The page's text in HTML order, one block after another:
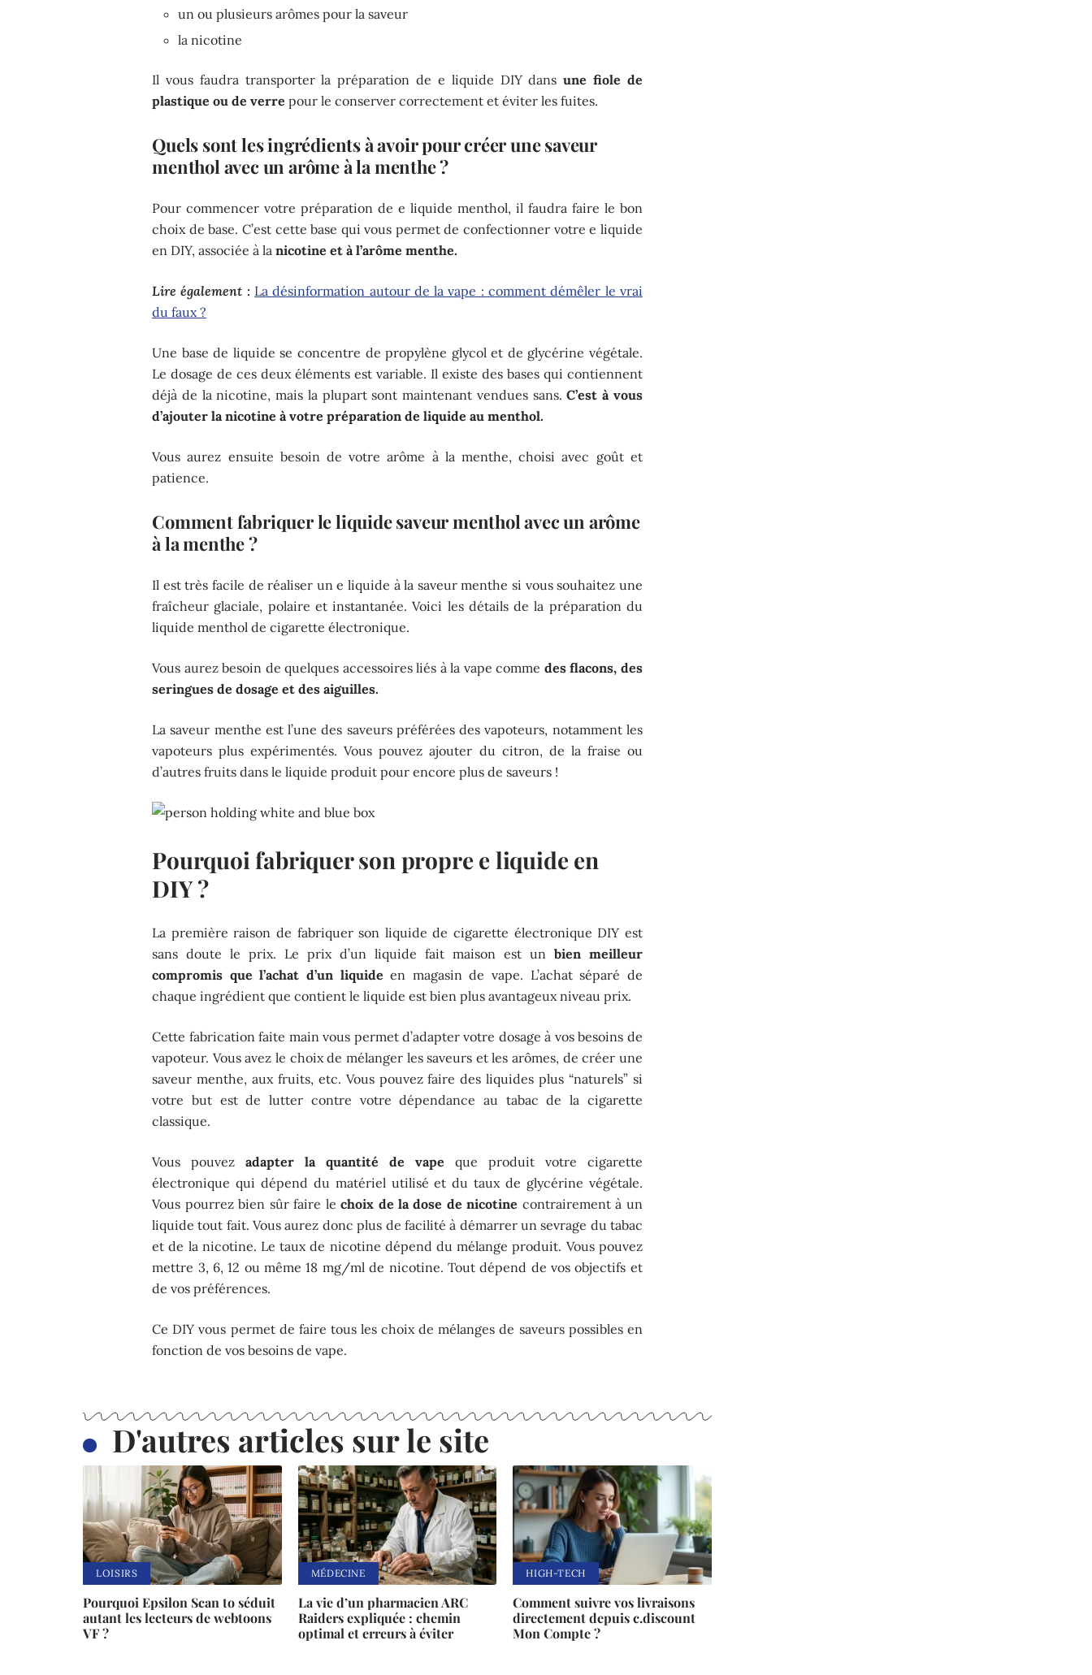
un ou plusieurs arômes pour la saveur
la nicotine
Il vous faudra transporter la préparation de e liquide DIY dans une fiole de
plastique ou de verre pour le conserver correctement et éviter les fuites.
Quels sont les ingrédients à avoir pour créer une saveur
menthol avec un arôme à la menthe ?
Pour commencer votre préparation de e liquide menthol, il faudra faire le bon
choix de base. C’est cette base qui vous permet de confectionner votre e liquide
en DIY, associée à lanicotine et à l’arôme menthe.
Lire également : La désinformation autour de la vape : comment démêler le vrai
du faux ?
Une base de liquide se concentre de propylène glycol et de glycérine végétale.
Le dosage de ces deux éléments est variable. Il existe des bases qui contiennent
déjà de la nicotine, mais la plupart sont maintenant vendues sans.C’est à vous
d’ajouter la nicotine à votre préparation de liquide au menthol.
Vous aurez ensuite besoin de votre arôme à la menthe, choisi avec goût et
patience.
Comment fabriquer le liquide saveur menthol avec un arôme
à la menthe ?
Il est très facile de réaliser un e liquide à la saveur menthe si vous souhaitez une
fraîcheur glaciale, polaire et instantanée. Voici les détails de la préparation du
liquide menthol de cigarette électronique.
Vous aurez besoin de quelques accessoires liés à la vape comme des flacons, des
seringues de dosage et des aiguilles.
La saveur menthe est l’une des saveurs préférées des vapoteurs, notamment les
vapoteurs plus expérimentés. Vous pouvez ajouter du citron, de la fraise ou
d’autres fruits dans le liquide produit pour encore plus de saveurs !
Pourquoi fabriquer son propre e liquide en
DIY ?
La première raison de fabriquer son liquide de cigarette électronique DIY est
sans doute le prix. Le prix d’un liquide fait maison est un bien meilleur
compromis que l’achat d’un liquide en magasin de vape. L’achat séparé de
chaque ingrédient que contient le liquide est bien plus avantageux niveau prix.
Cette fabrication faite main vous permet d’adapter votre dosage à vos besoins de
vapoteur. Vous avez le choix de mélanger les saveurs et les arômes, de créer une
saveur menthe, aux fruits, etc. Vous pouvez faire des liquides plus “naturels” si
votre but est de lutter contre votre dépendance au tabac de la cigarette
classique.
Vous pouvez adapter la quantité de vape que produit votre cigarette
électronique qui dépend du matériel utilisé et du taux de glycérine végétale.
Vous pourrez bien sûr faire lechoix de la dose de nicotine contrairement à un
liquide tout fait. Vous aurez donc plus de facilité à démarrer un sevrage du tabac
et de la nicotine. Le taux de nicotine dépend du mélange produit. Vous pouvez
mettre 3, 6, 12 ou même 18 mg/ml de nicotine. Tout dépend de vos objectifs et
de vos préférences.
Ce DIY vous permet de faire tous les choix de mélanges de saveurs possibles en
fonction de vos besoins de vape.
D'autres articles sur le site
LOISIRS
Pourquoi Epsilon Scan to séduit
autant les lecteurs de webtoons
VF ?
MÉDECINE
La vie d’un pharmacien ARC
Raiders expliquée : chemin
optimal et erreurs à éviter
HIGH-TECH
Comment suivre vos livraisons
directement depuis c.discount
Mon Compte ?